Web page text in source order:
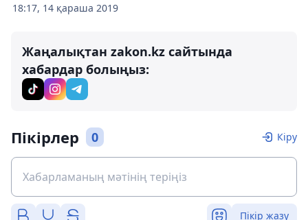
18:17, 14 қараша 2019
Жаңалықтан zakon.kz сайтында
хабардар болыңыз:
Пікірлер 0 Кіру
Пікір жазу